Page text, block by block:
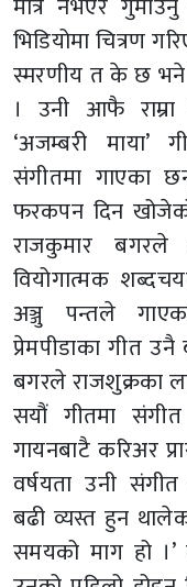
भिडियोमा चित्रण
स्मरणीय त के छ भने
। उनी आफै
‘अजम्बरी
संगीतमा गाएका
फरकपन दिन
राजकुमार
वियोगात्मक
अञ्जु पन्तले
प्रेमपीडाका गीत
बगरले राजशुक्रका
सयौं गीतमा
गायनबाटै करिअर
वर्षयता उनी
बढी व्यस्त हुन
समयको माग हो ।’